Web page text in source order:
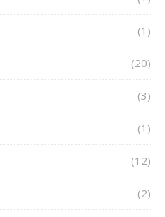
(1)
(20)
(3)
(1)
(12)
(2)